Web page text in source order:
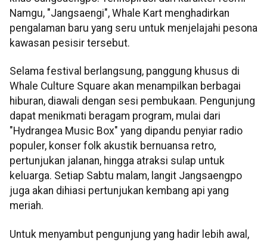
Namgu, "Jangsaengi", Whale Kart menghadirkan
pengalaman baru yang seru untuk menjelajahi pesona
kawasan pesisir tersebut.
Selama festival berlangsung, panggung khusus di
Whale Culture Square akan menampilkan berbagai
hiburan, diawali dengan sesi pembukaan. Pengunjung
dapat menikmati beragam program, mulai dari
"Hydrangea Music Box" yang dipandu penyiar radio
populer, konser folk akustik bernuansa retro,
pertunjukan jalanan, hingga atraksi sulap untuk
keluarga. Setiap Sabtu malam, langit Jangsaengpo
juga akan dihiasi pertunjukan kembang api yang
meriah.
Untuk menyambut pengunjung yang hadir lebih awal,